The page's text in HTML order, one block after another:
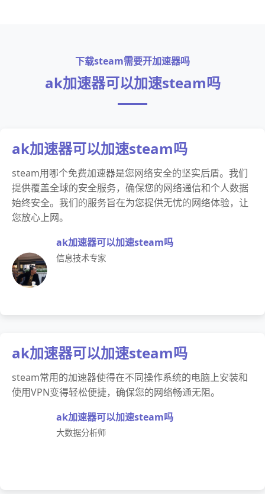
下载steam需要开加速器吗
ak加速器可以加速steam吗
ak加速器可以加速steam吗
steam用哪个免费加速器是您网络安全的坚实后盾。我们
提供覆盖全球的安全服务，确保您的网络通信和个人数据
始终安全。我们的服务旨在为您提供无忧的网络体验，让
您放心上网。
ak加速器可以加速steam吗
信息技术专家
ak加速器可以加速steam吗
steam常用的加速器使得在不同操作系统的电脑上安装和
使用VPN变得轻松便捷，确保您的网络畅通无阻。
ak加速器可以加速steam吗
大数据分析师